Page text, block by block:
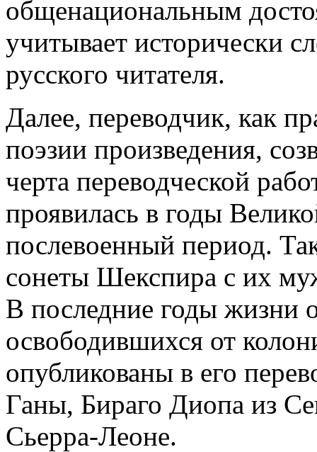
общенациональным
учитывает исторически
русского читателя.
Далее, переводчик, как
поэзии произведения,
черта переводческой
проявилась в годы
послевоенный период.
сонеты Шекспира с их
В последние годы жизни
освободившихся от
опубликованы в его
Ганы, Бираго Диопа из
Сьерра-Леоне.